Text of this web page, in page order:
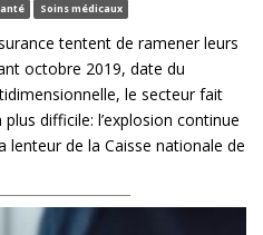
Soins médicaux
tentent de ramener leurs
octobre 2019, date du
le secteur fait
difficile: l’explosion continue
lenteur de la Caisse nationale de